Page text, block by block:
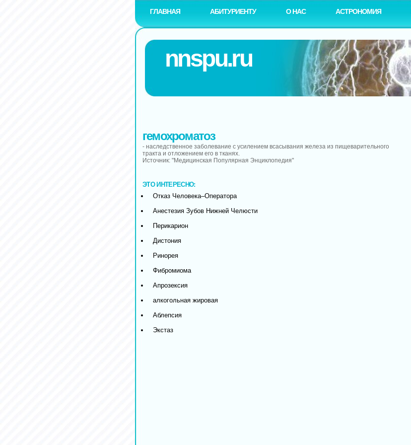
ГЛАВНАЯ АБИТУРИЕНТУ О НАС АСТРОНОМИЯ
nnspu.ru
гемохроматоз
- наследственное заболевание с усилением всасывания железа из пищеварительного
тракта и отложением его в тканях.
Источник: "Медицинская Популярная Энциклопедия"
ЭТО ИНТЕРЕСНО:
Отказ Человека–Оператора
Анестезия Зубов Нижней Челюсти
Перикарион
Дистония
Ринорея
Фибромиома
Апрозексия
алкогольная жировая
Аблепсия
Экстаз